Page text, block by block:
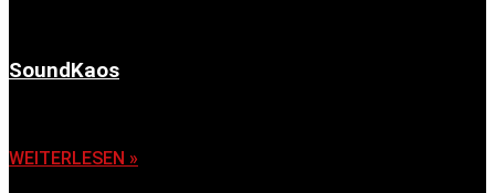
SoundKaos
WEITERLESEN »